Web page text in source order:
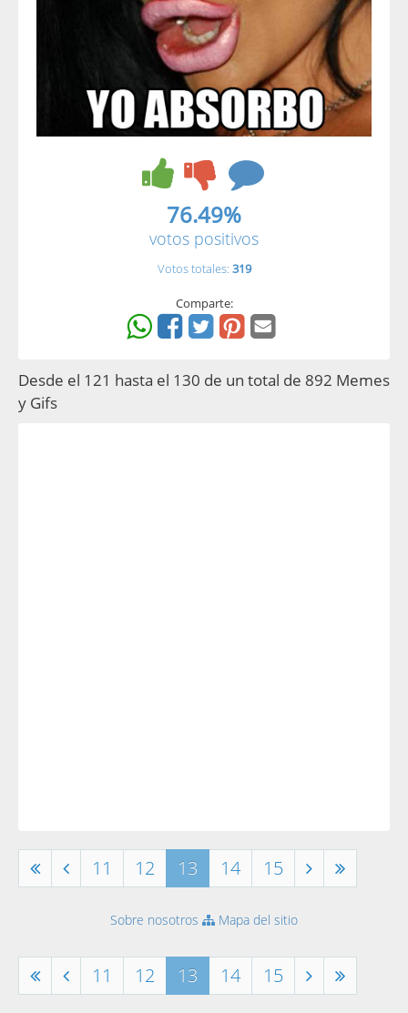
76.49%
votos positivos
Votos totales: 319
Comparte:
Desde el 121 hasta el 130 de un total de 892 Memes
y Gifs
11 12 13 14 15
Sobre nosotros Mapa del sitio
11 12 13 14 15